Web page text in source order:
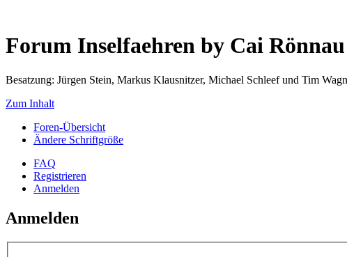
Forum Inselfaehren by Cai Rönnau
Besatzung: Jürgen Stein, Markus Klausnitzer, Michael Schleef und Tim
Zum Inhalt
Foren-Übersicht
Ändere Schriftgröße
FAQ
Registrieren
Anmelden
Anmelden